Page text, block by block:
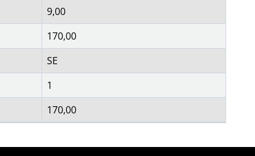
9,00
170,00
SE
1
170,00